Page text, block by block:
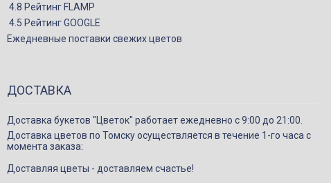
4.8 Рейтинг FLAMP
4.5 Рейтинг GOOGLE
Ежедневные поставки свежих цветов
ДОСТАВКА
Доставка букетов "Цветок" работает ежедневно с 9:00 до 21:00.
Доставка цветов по Томску осуществляется в течение 1-го часа с
момента заказа:
Доставляя цветы - доставляем счастье!